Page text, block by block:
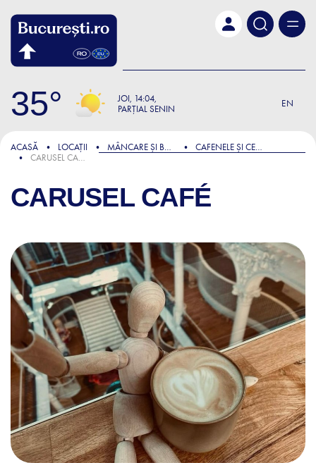
35 JOI 14:04
PARȚIAL SENIN
EN
ACASĂ LOCAȚII MÂNCARE ȘI BĂUTURĂ
CAFENELE ȘI CEAINĂRII
CARUSEL CAFÉ
CARUSEL CAFÉ